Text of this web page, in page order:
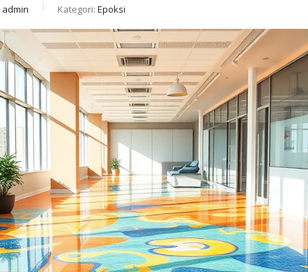
admin Kategori: Epoksi